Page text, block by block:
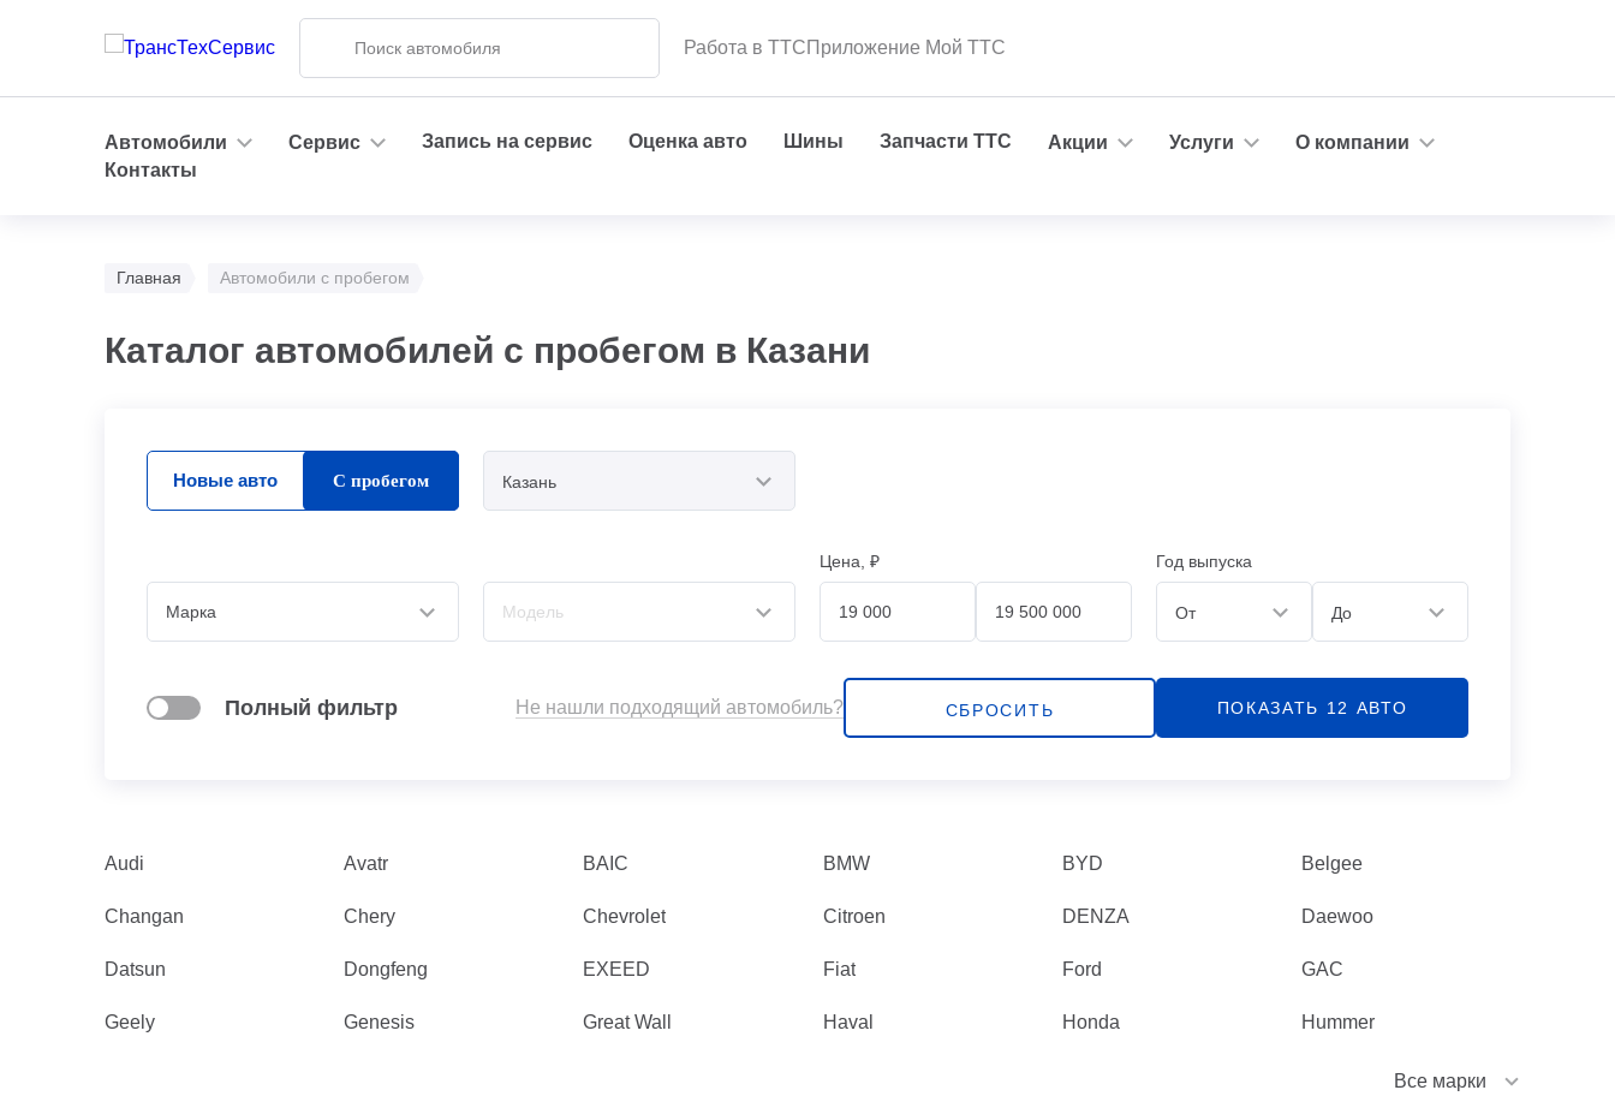
Работа в ТТСПриложение Мой ТТС
Автомобили Сервис Запись на сервис Оценка авто Шины Запчасти ТТС Акции Услуги
О компании
Контакты
Главная Автомобили с пробегом
Каталог автомобилей с пробегом в Казани
Новые авто С пробегом Казань
Цена, ₽ Год выпуска
От До
Полный фильтр Не нашли подходящий автомобиль? СБРОСИТЬ ПОКАЗАТЬ 12 АВТО
Audi Avatr BAIC BMW BYD Belgee
Changan Chery Chevrolet Citroen DENZA Daewoo
Datsun Dongfeng EXEED Fiat Ford GAC
Geely Genesis Great Wall Haval Honda Hummer
Все марки